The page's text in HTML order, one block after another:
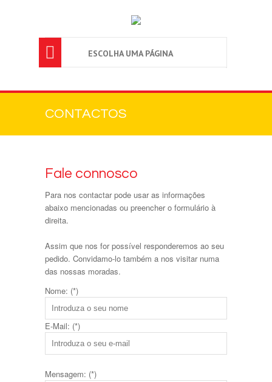
 ESCOLHA UMA PÁGINA
CONTACTOS
Fale connosco
Para nos contactar pode usar as informações
abaixo mencionadas ou preencher o formulário à
direita.
Assim que nos for possível responderemos ao seu
pedido. Convidamo-lo também a nos visitar numa
das nossas moradas.
Nome: (*)
E-Mail: (*)
Mensagem: (*)